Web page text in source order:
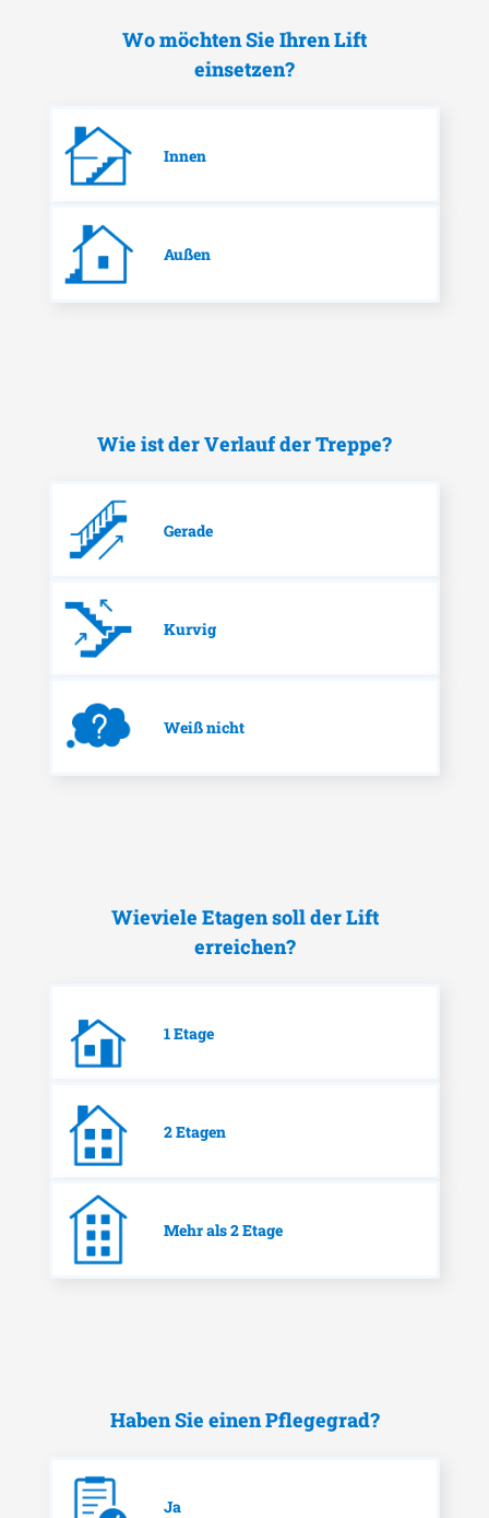
Wo möchten Sie Ihren Lift
einsetzen?
Innen
Außen
Wie ist der Verlauf der Treppe?
Gerade
Kurvig
Weiß nicht
Wieviele Etagen soll der Lift
erreichen?
1 Etage
2 Etagen
Mehr als 2 Etage
Haben Sie einen Pflegegrad?
Ja